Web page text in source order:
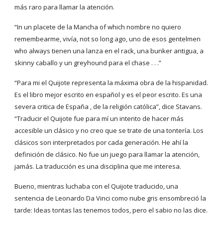
más raro para llamar la atención.
“In un placete de la Mancha of which nombre no quiero
remembearme, vivía, not so long ago, uno de esos gentelmen
who always tienen una lanza en el rack, una bunker antigua, a
skinny caballo y un greyhound para el chase . . .”
“Para mi el Quijote representa la máxima obra de la hispanidad.
Es el libro mejor escrito en español y es el peor escrito. Es una
severa critica de España , de la religión católica”, dice Stavans.
“Traducir el Quijote fue para mí un intento de hacer más
accesible un clásico y no creo que se trate de una tontería. Los
clásicos son interpretados por cada generación. He ahí la
definición de clásico. No fue un juego para llamar la atención,
jamás. La traducción es una disciplina que me interesa.
Bueno, mientras luchaba con el Quijote traducido, una
sentencia de Leonardo Da Vinci como nube gris ensombreció la
tarde: Ideas tontas las tenemos todos, pero el sabio no las dice.